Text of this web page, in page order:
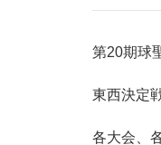
第20期球
東西決定
各大会、